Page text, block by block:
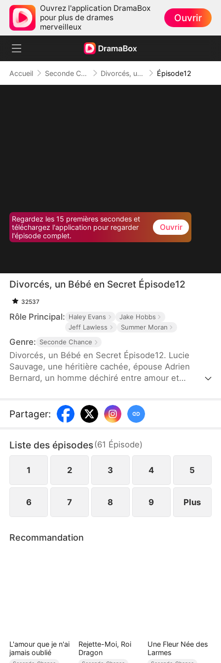
Ouvrez l'application DramaBox
pour plus de drames
merveilleux
Ouvrir
Accueil Seconde Chance Divorcés, un Bébé en Secret Épisode12
Regardez les 15 premières secondes et
téléchargez l'application pour regarder
l'épisode complet.
Ouvrir
Divorcés, un Bébé en Secret Épisode12
32537
Rôle Principal: Haley Evans
Jake Hobbs
Jeff Lawless
Summer Moran
Genre: Seconde Chance
Divorcés, un Bébé en Secret Épisode12. Lucie
Sauvage, une héritière cachée, épouse Adrien
Bernard, un homme déchiré entre amour et
profondes et des trahisons inattendues. Quand les
fantômes du passé resurgissent et que les vérités
Ou sera-t-il à jamais détruit ?
Partager:
Liste des épisodes(61 Épisode)
1 2 3 4 5
6 7 8 9 Plus
Recommandation
L'amour que je n'ai
jamais oublié
Rejette-Moi, Roi
Dragon
Une Fleur Née des
Larmes